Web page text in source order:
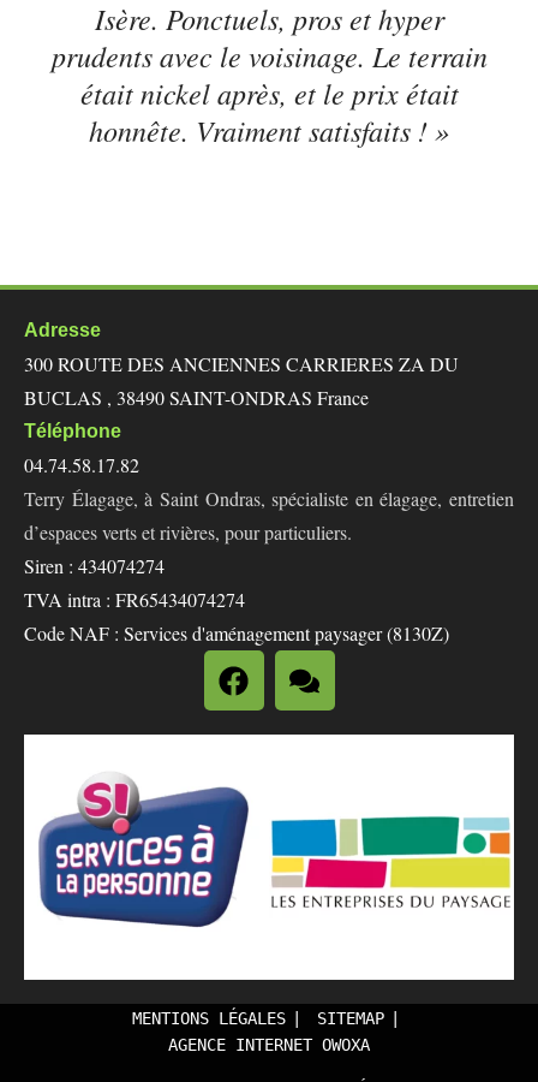
Isère. Ponctuels, pros et hyper
prudents avec le voisinage. Le terrain
était nickel après, et le prix était
honnête. Vraiment satisfaits ! »
Adresse
300 ROUTE DES ANCIENNES CARRIERES ZA DU
BUCLAS , 38490 SAINT-ONDRAS France
Téléphone
04.74.58.17.82
Terry Élagage, à Saint Ondras, spécialiste en élagage, entretien
d’espaces verts et rivières, pour particuliers.
Siren : 434074274
TVA intra : FR65434074274
Code NAF : Services d'aménagement paysager (8130Z)
MENTIONS LÉGALES
SITEMAP
AGENCE INTERNET OWOXA